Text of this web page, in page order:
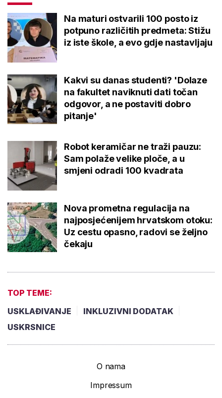
Na maturi ostvarili 100 posto iz
potpuno različitih predmeta: Stižu
iz iste škole, a evo gdje nastavljaju
Kakvi su danas studenti? 'Dolaze
na fakultet naviknuti dati točan
odgovor, a ne postaviti dobro
pitanje'
Robot keramičar ne traži pauzu:
Sam polaže velike ploče, a u
smjeni odradi 100 kvadrata
Nova prometna regulacija na
najposjećenijem hrvatskom otoku:
Uz cestu opasno, radovi se željno
čekaju
TOP TEME:
USKLAĐIVANJE
INKLUZIVNI DODATAK
USKRSNICE
O nama
Impressum